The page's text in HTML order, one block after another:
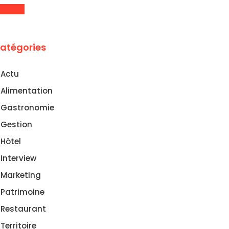
Actu
Alimentation
Gastronomie
Gestion
Hôtel
Interview
Marketing
Patrimoine
Restaurant
Territoire